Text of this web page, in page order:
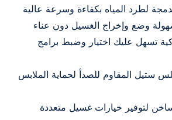
لطرد المياه بكفاءة وسرعة عالية
وضع وإخراج الغسيل دون عناء
تسهل عليك اختيار وضبط برامج
ستيل المقاوم للصدأ لحماية الملابس
لتوفير خيارات غسيل متعددة